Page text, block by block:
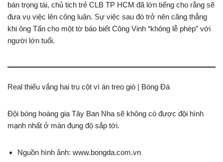
bàn trọng tài, chủ tịch trẻ CLB TP HCM đã lớn tiếng cho rằng sẽ
đưa vụ việc lên công luận. Sự việc sau đó trở nên căng thẳng
khi ông Tấn cho một tờ báo biết Công Vinh “không lễ phép” với
người lớn tuổi.
Real thiếu vắng hai trụ cột vì án treo giò | Bóng Đá
Đội bóng hoàng gia Tây Ban Nha sẽ không có được đội hình
mạnh nhất ở màn đụng độ sắp tới.
Nguồn hình ảnh: www.bongda.com.vn